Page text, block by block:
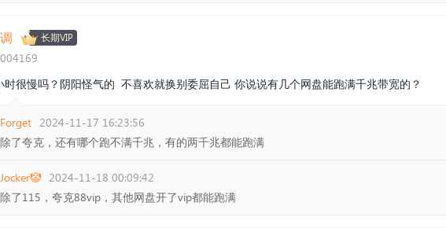
长期VIP
时很慢吗？阴阳怪气的 不喜欢就换别委屈自己 你说说有几个网盘能跑满千兆带宽的？
Forget 2024-11-17 16:23:56
除了夸克，还有哪个跑不满千兆，有的两千兆都能跑满
Jocker🤡 2024-11-18 00:09:42
除了115，夸克88vip，其他网盘开了vip都能跑满